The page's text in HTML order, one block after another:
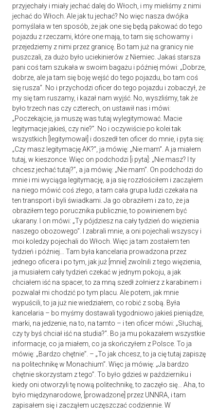
przyjechały i miały jechać dalej do Włoch, i my mieliśmy z nimi
jechać do Włoch. Ale jak tu jechać? No więc nasza dwójka
pomyślała w ten sposób, że jak one się będą pakować do tego
pojazdu z rzeczami, które one mają, to tam się schowamy i
przejedziemy z nimi przez granicę. Bo tam już na granicy nie
puszczali, za dużo było uciekinierów z Niemiec. Jakaś starsza
pani coś tam szukała w swoim bagażu i później mówi: „Dobrze,
dobrze, ale ja tam się boję wejść do tego pojazdu, bo tam coś
się rusza”. No i przychodzi oficer do tego pojazdu i zobaczył, że
my się tam ruszamy, i kazał nam wyjść. No, wyszliśmy, tak że
było trzech nas czy czterech, on ustawił nas i mówi:
„Poczekajcie, ja muszę was tutaj wylegitymować. Macie
legitymacje jakieś, czy nie?”. No i oczywiście po kolei tak
wszystkich [legitymował] i doszedł ten oficer do mnie, i pyta się:
„Czy masz legitymację AK?”, ja mówię: „Nie mam”. A ja miałem
tutaj, w kieszonce. Więc on podchodzi [i pyta]: „Nie masz? I ty
chcesz jechać tutaj?”, a ja mówię: „Nie mam”. On podchodzi do
mnie i mi wyciąga legitymację, a ja się rozzłościłem i zacząłem
na niego mówić coś złego, a tam cała grupa ludzi czekała na
ten transport i byli świadkami. Ja go obraziłem i za to, że ja
obraziłem tego porucznika publicznie, to powinienem być
ukarany. I on mówi: „Ty pójdziesz na cały tydzień do więzienia
naszego obozowego”. I zabrali mnie, a oni pojechali wszyscy i
moi koledzy pojechali do Włoch. Więc ja tam zostałem ten
tydzień i później… Tam była kancelaria prowadzona przez
jednego oficera i po tym, jak już [mnie] zwolnili z tego więzienia,
ja musiałem cały tydzień czekać w jednym pokoju, a jak
chciałem iść na spacer, to za mną szedł żołnierz z karabinem i
pozwalał mi chodzić po tym placu. Ale potem, jak mnie
wypuścili, to ja już nie wiedziałem, co robić z sobą. Była
kancelaria – bo myśmy dostawali tygodniowo jakieś pieniądze,
marki, na jedzenie, na to, na tamto – i ten oficer mówi: „Słuchaj,
czy ty byś chciał iść na studia?”. Bo ja mu pokazałem wszystkie
informacje, co ja miałem, co ja skończyłem z Polsce. To ja
mówię: „Bardzo chętnie”. – „To jak chcesz, to ja cię tutaj zapiszę
na politechnikę w Monachium”. Więc ja mówię: „Ja bardzo
chętnie skorzystam z tego”. To było gdzieś w październiku i
kiedy oni otworzyli tę nową politechnikę, to zaczęło się… Aha, to
było międzynarodowe, [prowadzone] przez UNNRA, i tam
zapisałem się i zacząłem uczęszczać codziennie. W